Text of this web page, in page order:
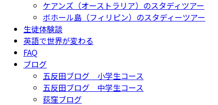
ケアンズ（オーストラリア）のスタディツアー
ボホール島（フィリピン）のスタディーツアー
生徒体験談
英語で世界が変わる
FAQ
ブログ
五反田ブログ 小学生コース
五反田ブログ 中学生コース
荻窪ブログ